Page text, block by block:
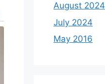
August 2024
July 2024
May 2016